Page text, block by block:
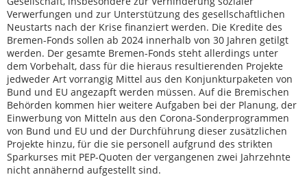
Verwerfungen und zur Unterstützung des gesellschaftlichen
Neustarts nach der Krise finanziert werden. Die Kredite des
Bremen-Fonds sollen ab 2024 innerhalb von 30 Jahren getilgt
werden. Der gesamte Bremen-Fonds steht allerdings unter
dem Vorbehalt, dass für die hieraus resultierenden Projekte
jedweder Art vorrangig Mittel aus den Konjunkturpaketen von
Bund und EU angezapft werden müssen. Auf die Bremischen
Behörden kommen hier weitere Aufgaben bei der Planung, der
Einwerbung von Mitteln aus den Corona-Sonderprogrammen
von Bund und EU und der Durchführung dieser zusätzlichen
Projekte hinzu, für die sie personell aufgrund des strikten
Sparkurses mit PEP-Quoten der vergangenen zwei Jahrzehnte
nicht annähernd aufgestellt sind.